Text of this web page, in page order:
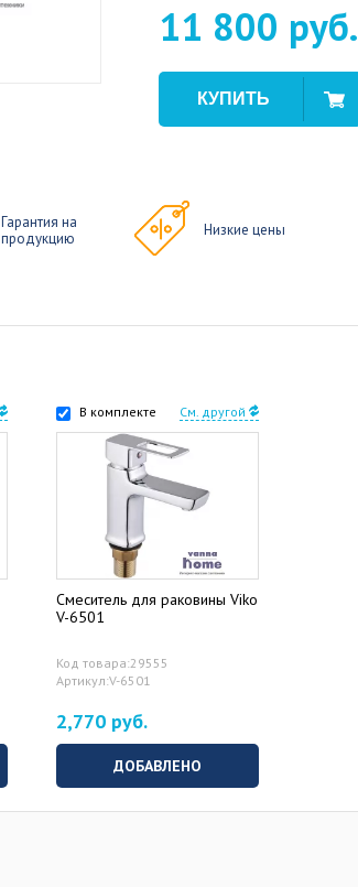
11 800 руб.
Гарантия на
продукцию
Низкие цены
В комплекте См. другой
Смеситель для раковины Viko
V-6501
Код товара:29555
Артикул:V-6501
2,770 руб.
ДОБАВЛЕНО